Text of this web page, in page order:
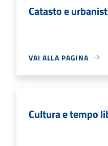
Catasto e
VAI ALLA PAGINA
Cultura e tempo